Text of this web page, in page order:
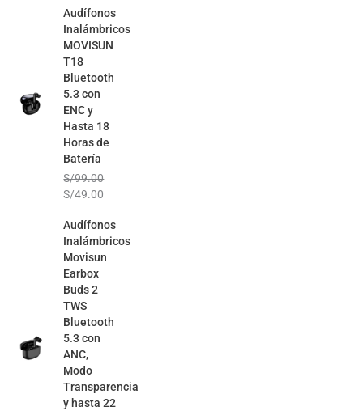
Audífonos
Inalámbricos
MOVISUN
T18
Bluetooth
5.3 con
ENC y
Hasta 18
Horas de
Batería
S/99.00
precio
S/99.00.
S/49.00
precio
S/49.00.
Audífonos
Inalámbricos
Movisun
Earbox
Buds 2
TWS
Bluetooth
5.3 con
ANC,
Modo
Transparencia
y hasta 22
precio
original
era:
S/129.00.
precio